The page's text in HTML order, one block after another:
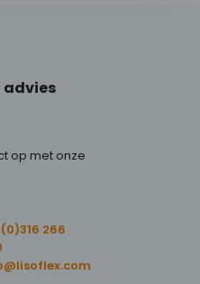
advies
op met onze
(0)316 266